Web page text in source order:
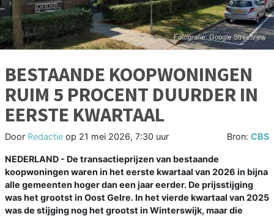
BESTAANDE KOOPWONINGEN
RUIM 5 PROCENT DUURDER IN
EERSTE KWARTAAL
Door Redactie op 21 mei 2026, 7:30 uur Bron: CBS
NEDERLAND - De transactieprijzen van bestaande
koopwoningen waren in het eerste kwartaal van 2026 in bijna
alle gemeenten hoger dan een jaar eerder. De prijsstijging
was het grootst in Oost Gelre. In het vierde kwartaal van 2025
was de stijging nog het grootst in Winterswijk, maar die